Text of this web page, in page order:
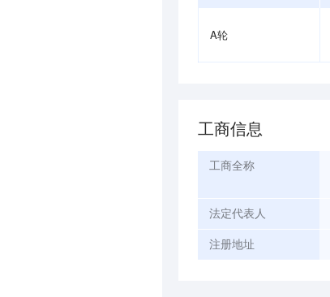
A轮
工商信息
工商全称
法定代表人
注册地址